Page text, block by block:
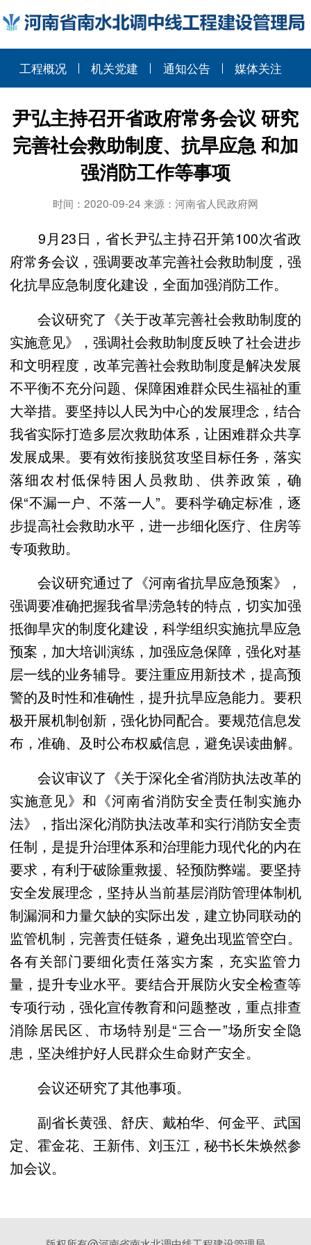
工程概况 机关党建 通知公告 媒体关注
尹弘主持召开省政府常务会议 研究
完善社会救助制度、抗旱应急 和加
强消防工作等事项
时间：2020-09-24 来源：河南省人民政府网
9月23日，省长尹弘主持召开第100次省政
府常务会议，强调要改革完善社会救助制度，强
化抗旱应急制度化建设，全面加强消防工作。
会议研究了《关于改革完善社会救助制度的
实施意见》，强调社会救助制度反映了社会进步
和文明程度，改革完善社会救助制度是解决发展
不平衡不充分问题、保障困难群众民生福祉的重
大举措。要坚持以人民为中心的发展理念，结合
我省实际打造多层次救助体系，让困难群众共享
发展成果。要有效衔接脱贫攻坚目标任务，落实
落细农村低保特困人员救助、供养政策，确
保“不漏一户、不落一人”。要科学确定标准，逐
步提高社会救助水平，进一步细化医疗、住房等
专项救助。
会议研究通过了《河南省抗旱应急预案》，
强调要准确把握我省旱涝急转的特点，切实加强
抵御旱灾的制度化建设，科学组织实施抗旱应急
预案，加大培训演练，加强应急保障，强化对基
层一线的业务辅导。要注重应用新技术，提高预
警的及时性和准确性，提升抗旱应急能力。要积
极开展机制创新，强化协同配合。要规范信息发
布，准确、及时公布权威信息，避免误读曲解。
会议审议了《关于深化全省消防执法改革的
实施意见》和《河南省消防安全责任制实施办
法》，指出深化消防执法改革和实行消防安全责
任制，是提升治理体系和治理能力现代化的内在
要求，有利于破除重救援、轻预防弊端。要坚持
安全发展理念，坚持从当前基层消防管理体制机
制漏洞和力量欠缺的实际出发，建立协同联动的
监管机制，完善责任链条，避免出现监管空白。
各有关部门要细化责任落实方案，充实监管力
量，提升专业水平。要结合开展防火安全检查等
专项行动，强化宣传教育和问题整改，重点排查
消除居民区、市场特别是“三合一”场所安全隐
患，坚决维护好人民群众生命财产安全。
会议还研究了其他事项。
副省长黄强、舒庆、戴柏华、何金平、武国
定、霍金花、王新伟、刘玉江，秘书长朱焕然参
加会议。